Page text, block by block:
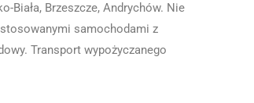
Biała, Brzeszcze, Andrychów. Nie
samochodami z
Transport wypożyczanego